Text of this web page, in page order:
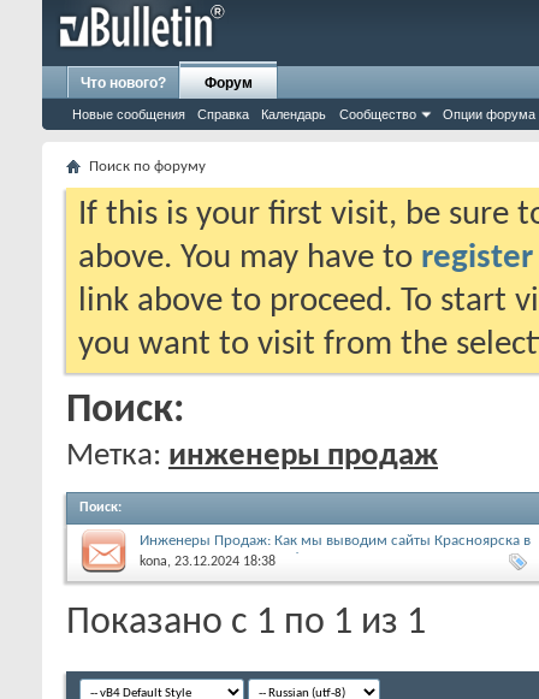
Что нового? Форум
Новые сообщения Справка Календарь Сообщество Опции форума
Поиск по форуму
If this is your first visit, be sure
above. You may have to register
link above to proceed. To start
you want to visit from the
Поиск:
Метка: инженеры продаж
Поиск:
Инженеры Продаж: Как мы выводим сайты Красноярска в
ТОП и превращаем трафик в продажи
kona, 23.12.2024 18:38
Показано с 1 по 1 из 1